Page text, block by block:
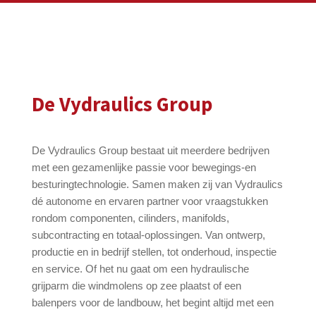
De Vydraulics Group
De Vydraulics Group bestaat uit meerdere bedrijven
met een gezamenlijke passie voor bewegings-en
besturingtechnologie. Samen maken zij van Vydraulics
dé autonome en ervaren partner voor vraagstukken
rondom componenten, cilinders, manifolds,
subcontracting en totaal-oplossingen. Van ontwerp,
productie en in bedrijf stellen, tot onderhoud, inspectie
en service. Of het nu gaat om een hydraulische
grijparm die windmolens op zee plaatst of een
balenpers voor de landbouw, het begint altijd met een